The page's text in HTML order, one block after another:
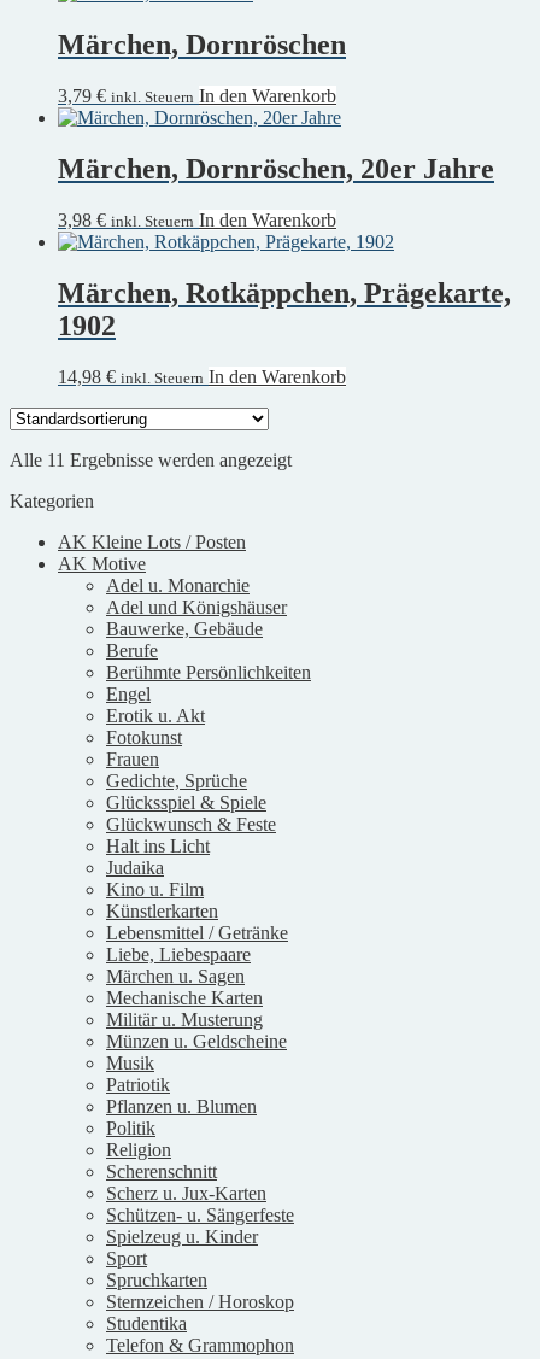
Märchen, Dornröschen
3,79 € inkl. Steuern In den Warenkorb
Märchen, Dornröschen, 20er Jahre
3,98 € inkl. Steuern In den Warenkorb
Märchen, Rotkäppchen, Prägekarte,
1902
14,98 € inkl. Steuern In den Warenkorb
Alle 11 Ergebnisse werden angezeigt
Kategorien
AK Kleine Lots / Posten
AK Motive
Adel u. Monarchie
Adel und Königshäuser
Bauwerke, Gebäude
Berufe
Berühmte Persönlichkeiten
Engel
Erotik u. Akt
Fotokunst
Frauen
Gedichte, Sprüche
Glücksspiel & Spiele
Glückwunsch & Feste
Halt ins Licht
Judaika
Kino u. Film
Künstlerkarten
Lebensmittel / Getränke
Liebe, Liebespaare
Märchen u. Sagen
Mechanische Karten
Militär u. Musterung
Münzen u. Geldscheine
Musik
Patriotik
Pflanzen u. Blumen
Politik
Religion
Scherenschnitt
Scherz u. Jux-Karten
Schützen- u. Sängerfeste
Spielzeug u. Kinder
Sport
Spruchkarten
Sternzeichen / Horoskop
Studentika
Telefon & Grammophon